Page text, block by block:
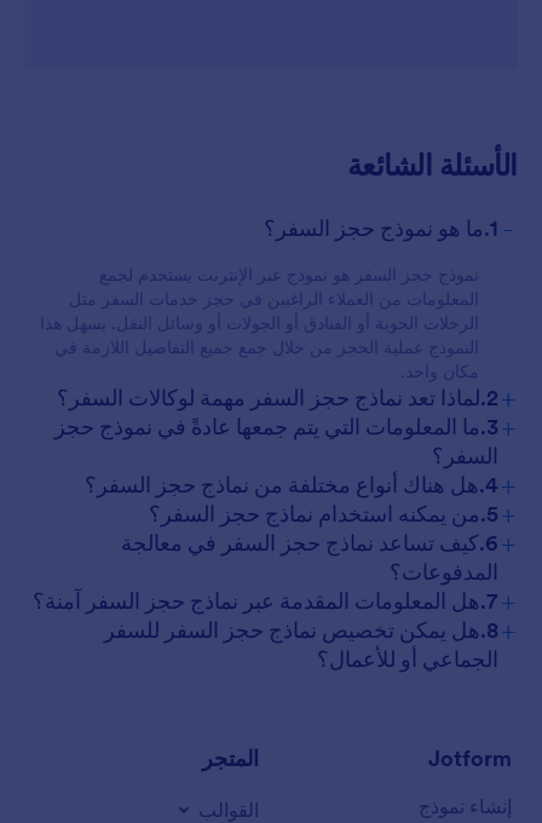
الأسئلة الشائعة
- 1.ما هو نموذج حجز السفر؟
نموذج حجز السفر هو نموذج عبر الإنترنت يستخدم لجمع
المعلومات من العملاء الراغبين في حجز خدمات السفر مثل
الرحلات الجوية أو الفنادق أو الجولات أو وسائل النقل. يسهل هذا
النموذج عملية الحجز من خلال جمع جميع التفاصيل اللازمة في
مكان واحد.
+2.لماذا تعد نماذج حجز السفر مهمة لوكالات السفر؟
+
3.ما المعلومات التي يتم جمعها عادةً في نموذج حجز
السفر؟
+4.هل هناك أنواع مختلفة من نماذج حجز السفر؟
+5.من يمكنه استخدام نماذج حجز السفر؟
+
6.كيف تساعد نماذج حجز السفر في معالجة
المدفوعات؟
+7.هل المعلومات المقدمة عبر نماذج حجز السفر آمنة؟
+
8.هل يمكن تخصيص نماذج حجز السفر للسفر
الجماعي أو للأعمال؟
Jotform
إنشاء نموذج
المتجر
القوالب